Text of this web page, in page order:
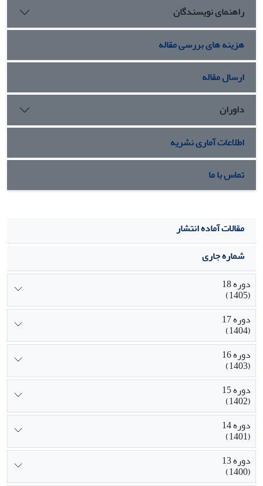
راهنمای نویسندگان
هزینه های بررسی مقاله
ارسال مقاله
داوران
اطلاعات آماری نشریه
تماس با ما
مقالات آماده انتشار
شماره جاری
دوره 18
(1405)
دوره 17
(1404)
دوره 16
(1403)
دوره 15
(1402)
دوره 14
(1401)
دوره 13
(1400)